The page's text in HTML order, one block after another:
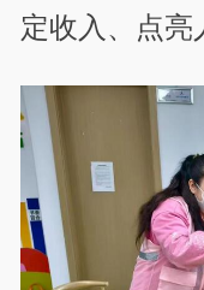
定收入、点亮